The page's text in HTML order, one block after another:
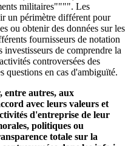
militaires"""". Les
un périmètre différent pour
ou obtenir des données sur les
fournisseurs de notation
de comprendre la
controversées des
questions en cas d'ambiguïté.
entre autres, aux
avec leurs valeurs et
d'entreprise de leur
politiques ou
totale sur la